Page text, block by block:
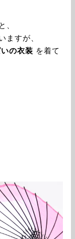
ますが、
の衣装 を着て